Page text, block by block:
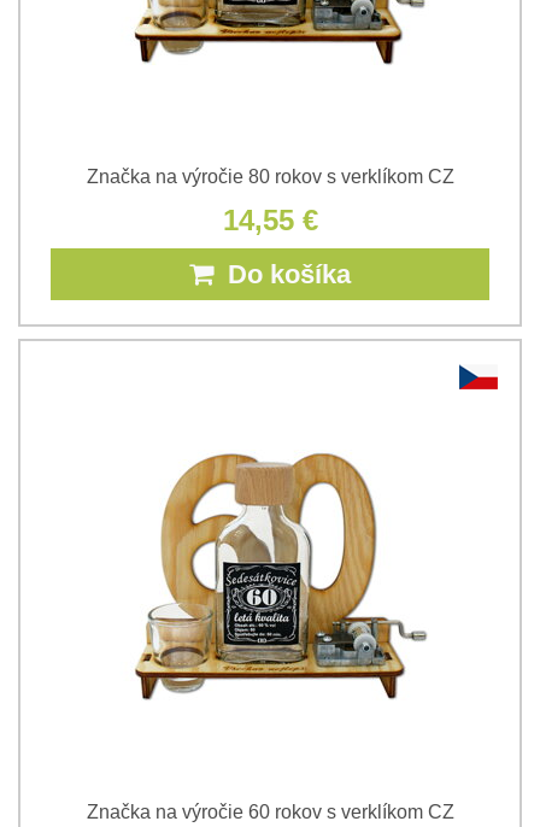
Značka na výročie 80 rokov s verklíkom CZ
14,55 €
Do košíka
Značka na výročie 60 rokov s verklíkom CZ